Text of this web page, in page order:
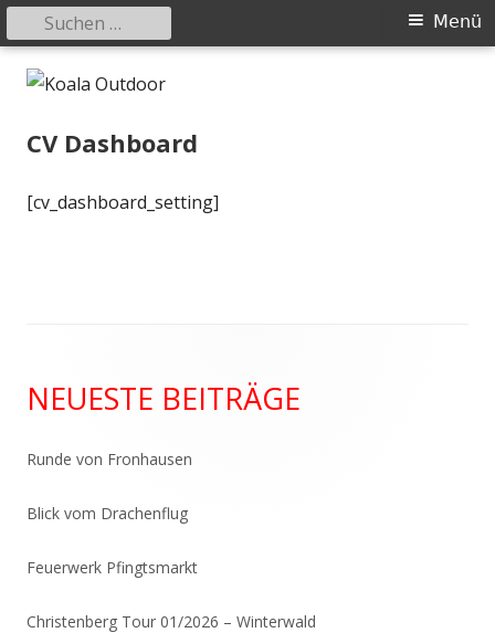
SpringeKoala Outdoor
Hier ist eine Übersicht meiner Wander- und Trekkingtouren
Primäres
Menü
Menü
Suchen
nach:
CV Dashboard
[cv_dashboard_setting]
Seitenleiste
NEUESTE BEITRÄGE
Runde von Fronhausen
Blick vom Drachenflug
Feuerwerk Pfingtsmarkt
Christenberg Tour 01/2026 – Winterwald